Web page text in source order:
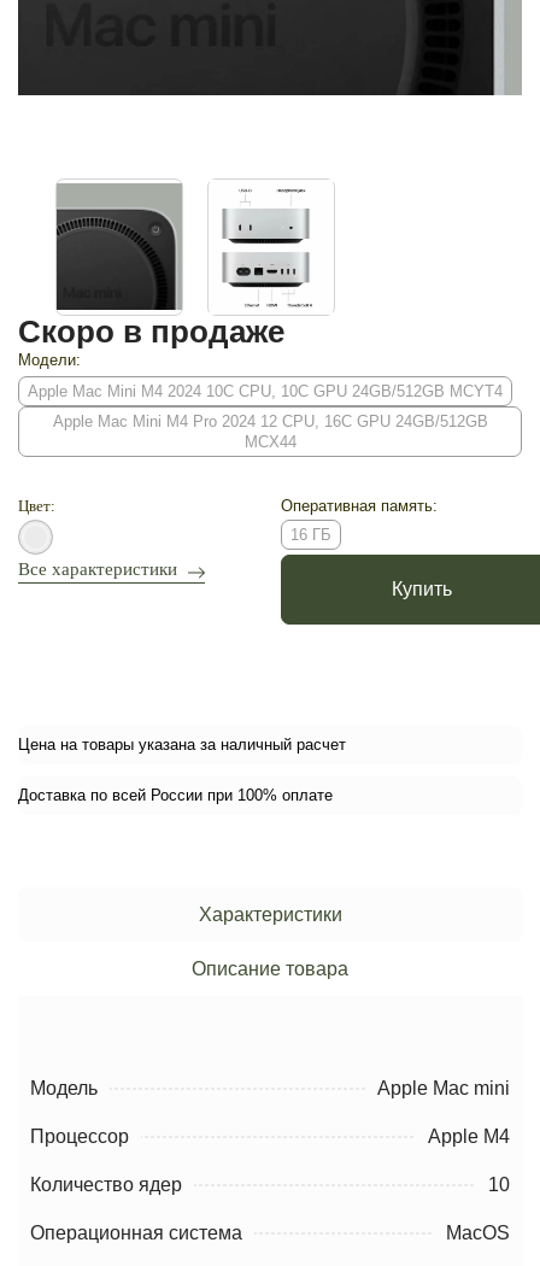
Скоро в продаже
Модели:
Apple Mac Mini M4 2024 10C CPU, 10C GPU 24GB/512GB MCYT4
Apple Mac Mini M4 Pro 2024 12 CPU, 16C GPU 24GB/512GB
MCX44
Цвет:
Оперативная память:
16 ГБ
Все характеристики
Купить
Цена на товары указана за наличный расчет
Доставка по всей России при 100% оплате
Характеристики
Описание товара
Модель Apple Mac mini
Процессор Apple M4
Количество ядер 10
Операционная система MacOS